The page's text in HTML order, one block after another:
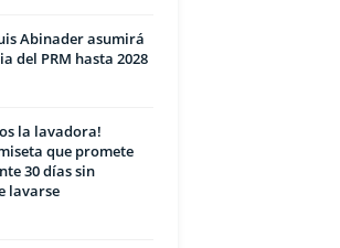
Abinader asumirá
del PRM hasta 2028
la lavadora!
que promete
30 días sin
lavarse